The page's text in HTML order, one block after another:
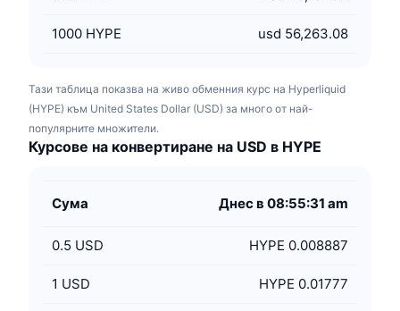
1000 HYPE usd 56,263.08
Тази таблица показва на живо обменния курс на Hyperliquid
(HYPE) към United States Dollar (USD) за много от най-
популярните множители.
Курсове на конвертиране на USD в HYPE
Сума Днес в 08:55:31 am
0.5 USD HYPE 0.008887
1 USD HYPE 0.01777